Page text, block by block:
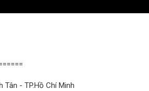
- TP.Hồ Chí Minh